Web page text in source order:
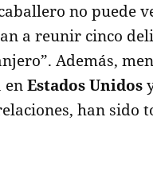
no puede
a reunir cinco
Además,
enEstados Unidos
han sido